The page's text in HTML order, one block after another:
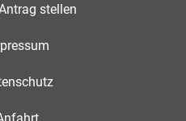
stellen